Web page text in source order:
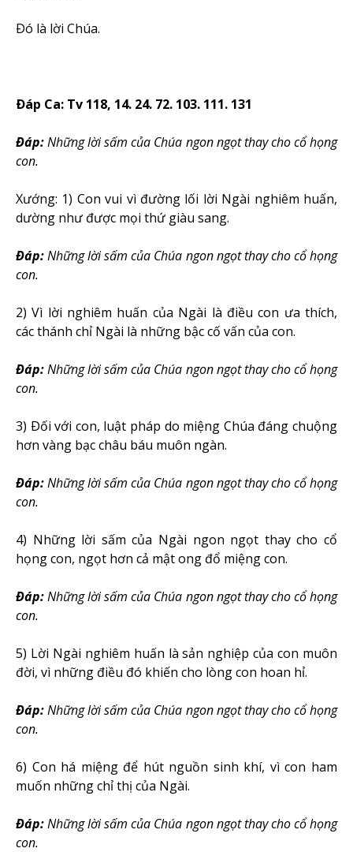
Ðó là lời Chúa.
Ðáp Ca: Tv 118, 14. 24. 72. 103. 111. 131
Ðáp:Những lời sấm của Chúa ngon ngọt thay cho cổ họng
con.
Xướng: 1) Con vui vì đường lối lời Ngài nghiêm huấn,
dường như được mọi thứ giàu sang.
Ðáp:Những lời sấm của Chúa ngon ngọt thay cho cổ họng
con.
2) Vì lời nghiêm huấn của Ngài là điều con ưa thích,
các thánh chỉ Ngài là những bậc cố vấn của con.
Ðáp:Những lời sấm của Chúa ngon ngọt thay cho cổ họng
con.
3) Ðối với con, luật pháp do miệng Chúa đáng chuộng
hơn vàng bạc châu báu muôn ngàn.
Ðáp:Những lời sấm của Chúa ngon ngọt thay cho cổ họng
con.
4) Những lời sấm của Ngài ngon ngọt thay cho cổ
họng con, ngọt hơn cả mật ong đổ miệng con.
Ðáp:Những lời sấm của Chúa ngon ngọt thay cho cổ họng
con.
5) Lời Ngài nghiêm huấn là sản nghiệp của con muôn
đời, vì những điều đó khiến cho lòng con hoan hỉ.
Ðáp:Những lời sấm của Chúa ngon ngọt thay cho cổ họng
con.
6) Con há miệng để hút nguồn sinh khí, vì con ham
muốn những chỉ thị của Ngài.
Ðáp:Những lời sấm của Chúa ngon ngọt thay cho cổ họng
con.